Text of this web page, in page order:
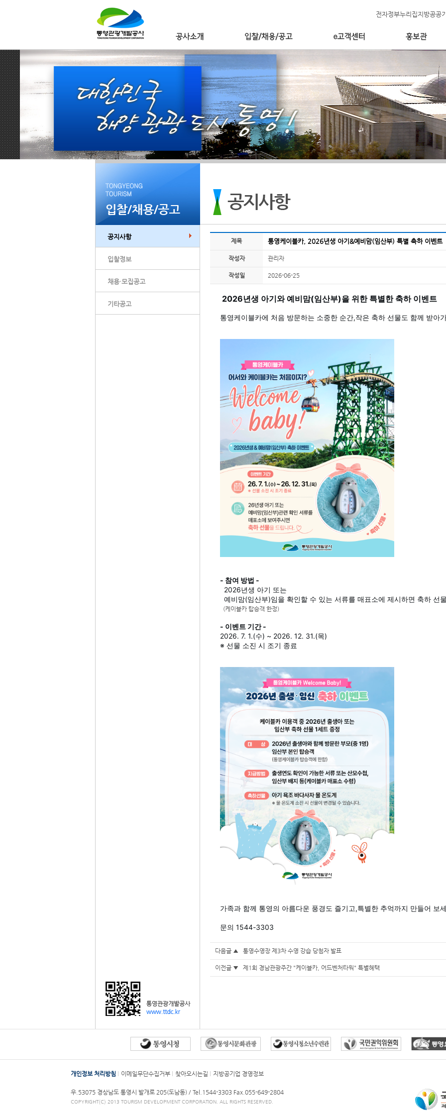
전자정부누리집지방공공
공지사항
입찰정보
채용·모집공고
기타공고
제목 통영케이블카, 2026년생 아기&예비맘(임산부) 특별 축하 이벤트
작성자 관리자
작성일 2026-06-25
2026년생 아기와 예비맘(임산부)을 위한 특별한 축하 이벤트
통영케이블카에 처음 방문하는 소중한 순간,작은 축하 선물도 함께 받아
- 참여 방법 -
2026년생 아기 또는
예비맘(임산부)임을 확인할 수 있는 서류를 매표소에 제시하면 축하 선
(케이블카 탑승객 한정)
- 이벤트 기간 -
2026. 7. 1.(수) ~ 2026. 12. 31.(목)
※ 선물 소진 시 조기 종료
가족과 함께 통영의 아름다운 풍경도 즐기고,특별한 추억까지 만들어 보
문의 1544-3303
다음글 ▲ 통영수영장 제3차 수영 강습 당첨자 발표
이전글 ▼ 제1회 경남관광주간 "케이블카, 어드벤처타워" 특별혜택
개인정보 처리방침 이메일무단수집거부 찾아오시는길 지방공기업 경영정보
우.53075 경상남도 통영시 발개로 205(도남동) / Tel.1544-3303 Fax.055-649-2804
COPYRIGHT(C) 2013 TOURISM DEVELOPMENT CORPORATION. ALL RIGHTS RESERVED.